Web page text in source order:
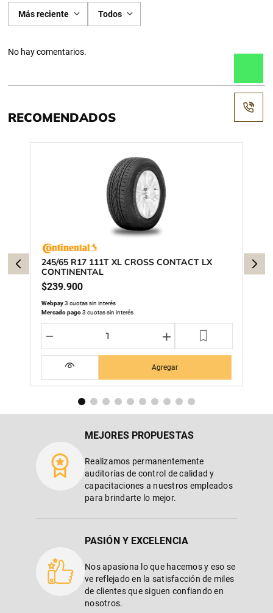
Más reciente Todos
No hay comentarios.
RECOMENDADOS
245/65 R17 111T XL CROSS CONTACT LX
CONTINENTAL
$239.900
Webpay3 cuotas sin interés
Mercado pago3 cuotas sin interés
＋
－
Agregar
MEJORES PROPUESTAS
Realizamos permanentemente
auditorías de control de calidad y
capacitaciones a nuestros empleados
para brindarte lo mejor.
PASIÓN Y EXCELENCIA
Nos apasiona lo que hacemos y eso se
ve reflejado en la satisfacción de miles
de clientes que siguen confiando en
nosotros.